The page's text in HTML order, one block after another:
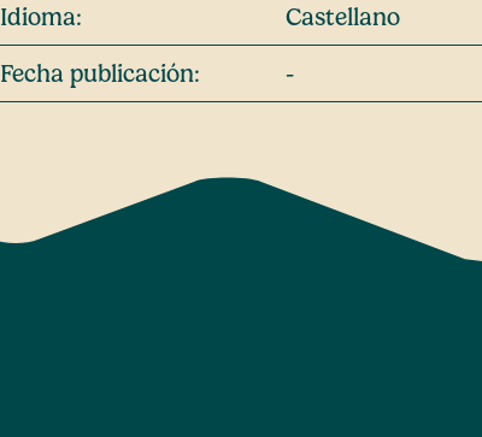
Idioma:
Castellano
Fecha publicación:
-